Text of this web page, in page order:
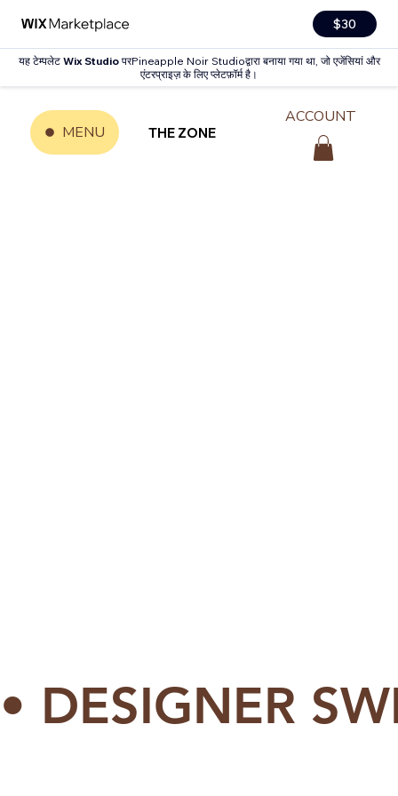
$30
यह टेम्पलेट Wix StudioपरPineapple Noir Studioद्वारा बनाया गया था, जो एजेंसियां और
एंटरप्राइज़ के लिए प्लेटफ़ॉर्म है।